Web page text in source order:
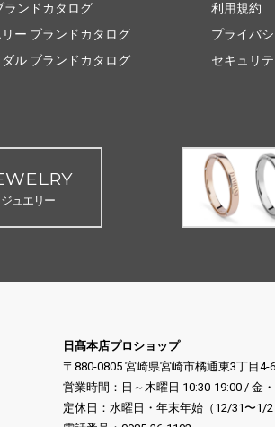
ランドカタログ
ー ブランドカタログ
ル ブランドカタログ
利用規約
プライバ
セキュリテ
ジュエリー
日髙本店プロショップ
〒880-0805 宮崎県宮崎市橘通東3丁目4-6
営業時間：日～木曜日 10:30-19:00 / 金
定休日：水曜日・年末年始（12/31〜1/2